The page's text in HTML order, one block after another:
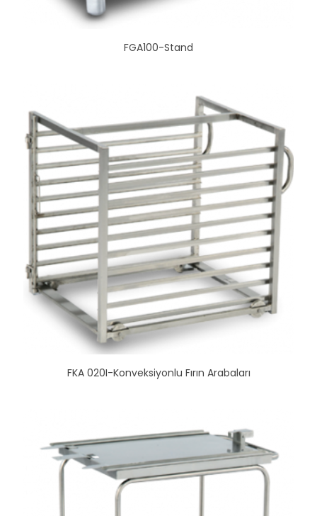
FGA100-Stand
FKA 020I-Konveksiyonlu Fırın Arabaları